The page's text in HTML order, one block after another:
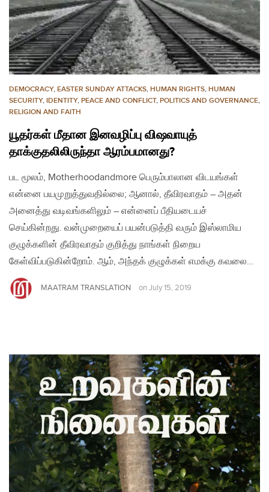
DEMOCRACY, EASTER SUNDAY ATTACKS, HUMAN RIGHTS, HUMAN
SECURITY, IDENTITY, PEACE AND CONFLICT, POLITICS AND GOVERNANCE,
RELIGION AND FAITH
யூதர்கள் மீதான இனவழிப்பு விஷவாயுத்
தாக்குதலிலிருந்தா ஆரம்பமானது?
பட மூலம், Motherhoodandmore பெரும்பாலான விடயங்கள்
என்னை பயமுறுத்துவதில்லை; ஆனால், தீவிரவாதம் – அதன்
அனைத்து வடிவங்களிலும் – என்னைப் பீதியடையச்
செய்கின்றது. வன்முறையைப் பயன்படுத்தி வரும் இஸ்லாமிய
குழுக்களின் தீவிரவாதம் குறித்து நாங்கள் நிறைய
கேள்விப்படுகின்றோம். ஆம், அந்தக் குழுக்கள் எமக்கு கவலை…
MAATRAM TRANSLATION on July 15, 2019